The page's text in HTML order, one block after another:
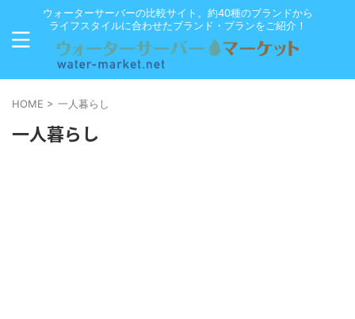
ウォーターサーバーの比較サイト。約40種のブランドから
ライフスタイルに合わせたブランド・プランをご紹介！
HOME > 一人暮らし
一人暮らし